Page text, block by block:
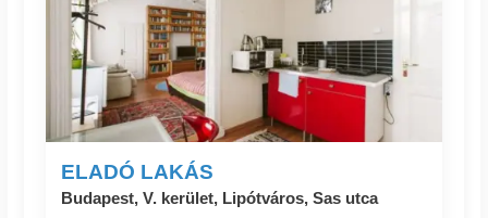
ELADÓ LAKÁS
Budapest, V. kerület, Lipótváros, Sas utca